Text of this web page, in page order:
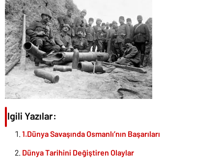
İlgili Yazılar:
1.Dünya Savaşında Osmanlı’nın Başarıları
Dünya Tarihini Değiştiren Olaylar